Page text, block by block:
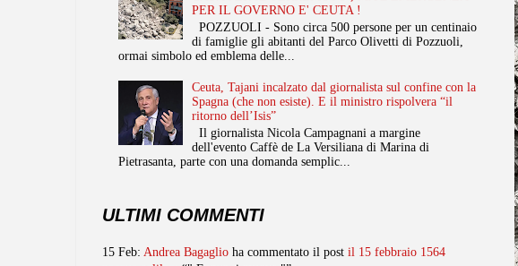
PER IL GOVERNO E' CEUTA !
POZZUOLI - Sono circa 500 persone per un centinaio
di famiglie gli abitanti del Parco Olivetti di Pozzuoli,
ormai simbolo ed emblema delle...
Ceuta, Tajani incalzato dal giornalista sul confine con la
Spagna (che non esiste). E il ministro rispolvera “il
ritorno dell’Isis”
Il giornalista Nicola Campagnani a margine
dell'evento Caffè de La Versiliana di Marina di
Pietrasanta, parte con una domanda semplic...
ULTIMI COMMENTI
15 Feb: Andrea Bagaglio ha commentato il post il 15 febbraio 1564